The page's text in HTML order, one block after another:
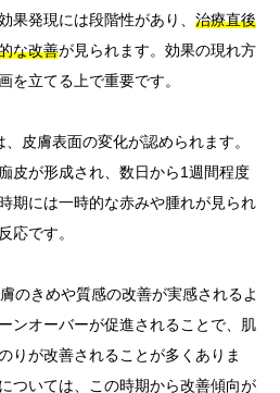
果発現には段階性があり、 治療直後
な改善が見られます。効果の現れ方
を立てる上で重要です。
、皮膚表面の変化が認められます。
皮が形成され、数日から1週間程度
期には一時的な赤みや腫れが見られ
応です。
のきめや質感の改善が実感されるよ
ンオーバーが促進されることで、肌
りが改善されることが多くありま
ついては、この時期から改善傾向が